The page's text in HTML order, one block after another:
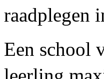
raadplegen
Een school